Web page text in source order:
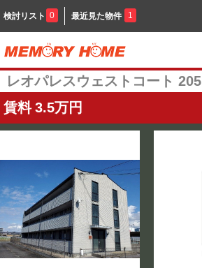
検討リスト 0 最近見た物件 1
レオパレスウェストコート 205
賃料 3.5万円